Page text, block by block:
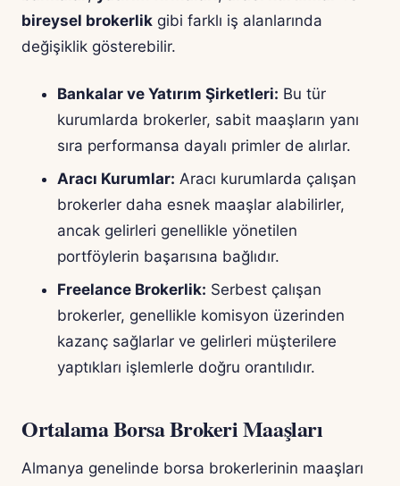
bireysel brokerlik gibi farklı iş alanlarında
değişiklik gösterebilir.
Bankalar ve Yatırım Şirketleri: Bu tür
kurumlarda brokerler, sabit maaşların yanı
sıra performansa dayalı primler de alırlar.
Aracı Kurumlar: Aracı kurumlarda çalışan
brokerler daha esnek maaşlar alabilirler,
ancak gelirleri genellikle yönetilen
portföylerin başarısına bağlıdır.
Freelance Brokerlik: Serbest çalışan
brokerler, genellikle komisyon üzerinden
kazanç sağlarlar ve gelirleri müşterilere
yaptıkları işlemlerle doğru orantılıdır.
Ortalama Borsa Brokeri Maaşları
Almanya genelinde borsa brokerlerinin maaşları